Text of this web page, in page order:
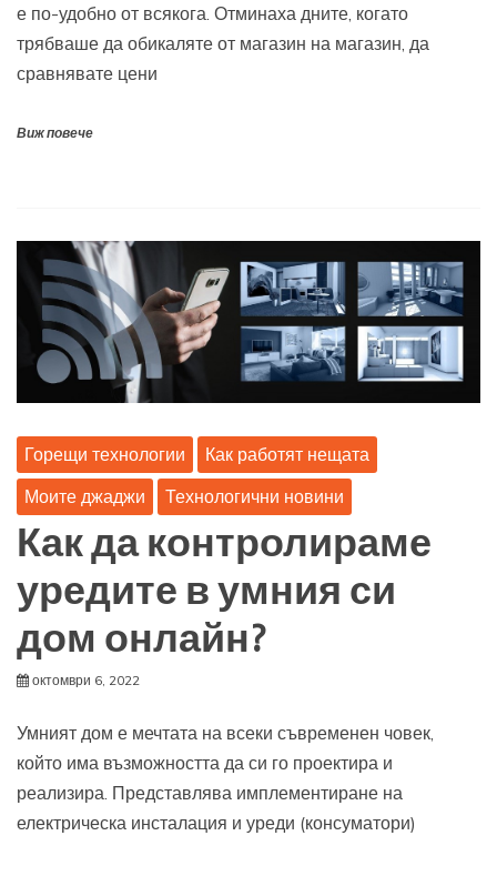
е по-удобно от всякога. Отминаха дните, когато
трябваше да обикаляте от магазин на магазин, да
сравнявате цени
Виж повече
Горещи технологии
Как работят нещата
Моите джаджи
Технологични новини
Как да контролираме
уредите в умния си
дом онлайн?
октомври 6, 2022
Умният дом е мечтата на всеки съвременен човек,
който има възможността да си го проектира и
реализира. Представлява имплементиране на
електрическа инсталация и уреди (консуматори)